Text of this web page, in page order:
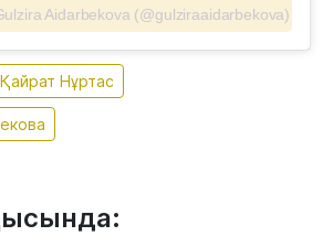
Aidarbekova (@gulziraaidarbekova)
Нұртас